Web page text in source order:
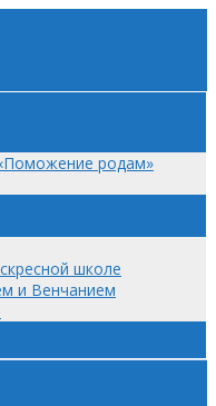
родам»
школе
и Венчанием